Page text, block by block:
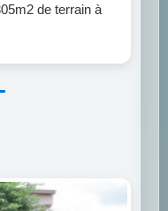
de terrain à